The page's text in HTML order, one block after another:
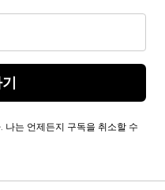
는 언제든지 구독을 취소할 수